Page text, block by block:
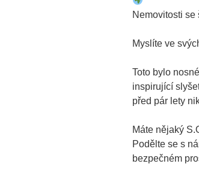
Nemovitosti se
Myslíte ve
Toto bylo
inspirující
před pár lety
Máte nějaký
Podělte se s
bezpečném